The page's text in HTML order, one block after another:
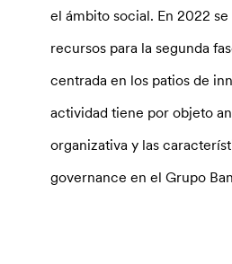
el ámbito social. En 2022
recursos para la segunda
centrada en los patios de
actividad tiene por objeto
organizativa y las
governance en el Grupo